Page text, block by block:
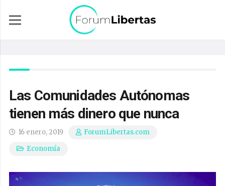
Las Comunidades Autónomas
tienen más dinero que nunca
16 enero, 2019
ForumLibertas.com
Economía